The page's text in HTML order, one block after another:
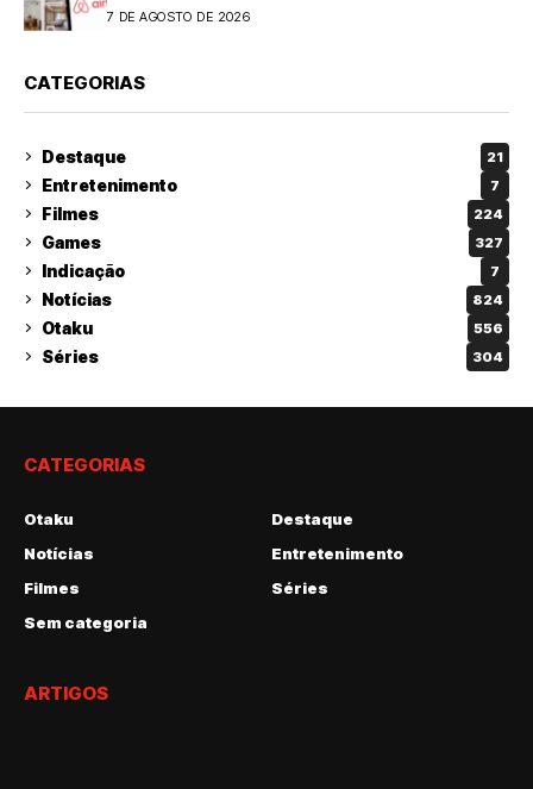
7 DE AGOSTO DE 2026
CATEGORIAS
Destaque 21
Entretenimento 7
Filmes 224
Games 327
Indicação 7
Notícias 824
Otaku 556
Séries 304
CATEGORIAS
Otaku
Destaque
Notícias
Entretenimento
Filmes
Séries
Sem categoria
ARTIGOS